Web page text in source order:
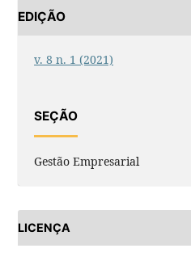
EDIÇÃO
v. 8 n. 1 (2021)
SEÇÃO
Gestão Empresarial
LICENÇA